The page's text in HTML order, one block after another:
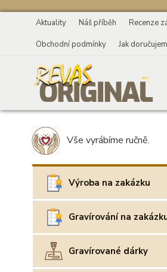
Aktuality Náš příběh Recenze
Obchodní podmínky
Jak
Vše vyrábíme ručně.
Výroba na zakázku
Gravírování na
Gravírované dárky